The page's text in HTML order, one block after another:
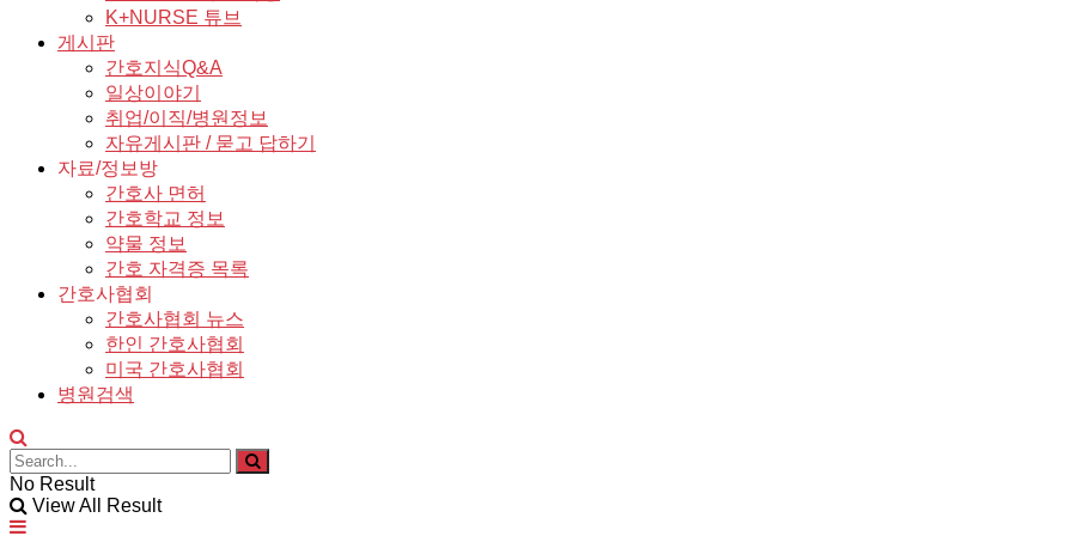
K+NURSE 튜브
게시판
간호지식Q&A
일상이야기
취업/이직/병원정보
자유게시판 / 묻고 답하기
자료/정보방
간호사 면허
간호학교 정보
약물 정보
간호 자격증 목록
간호사협회
간호사협회 뉴스
한인 간호사협회
미국 간호사협회
병원검색
No Result
View All Result